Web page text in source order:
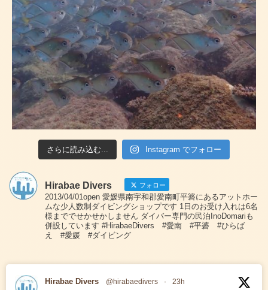
さらに読み込む... Instagram でフォロー
Hirabae Divers フォロー
2013/04/01open 愛媛県南宇和郡愛南町平碆にあるアットホー
ムな少人数制ダイビングショップです 1日のお受け入れは6名
様まででせかせかしません ダイバー専門の民泊InoDomariも
併設しています #HirabaeDivers #愛南 #平碆 #ひらば
え #愛媛 #ダイビング
Hirabae Divers @hirabaedivers · 23h